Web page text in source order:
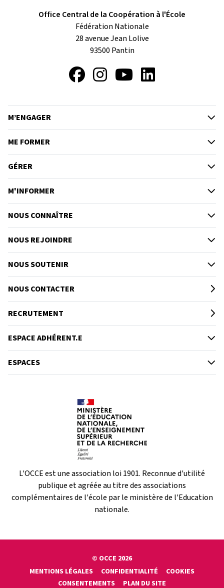
Office Central de la Coopération à l'École
Fédération Nationale
28 avenue Jean Lolive
93500 Pantin
FacebookInstagramYouTube
M’ENGAGER
ME FORMER
GÉRER
M'INFORMER
NOUS CONNAÎTRE
NOUS REJOINDRE
NOUS SOUTENIR
NOUS CONTACTER
RECRUTEMENT
ESPACE ADHÉRENT.E
ESPACES
L'OCCE est une association loi 1901. Reconnue d'utilité
publique et agréée au titre des associations
complémentaires de l'école par le ministère de l'Education
nationale.
© OCCE 2026
MENTIONS LÉGALES
CONFIDENTIALITÉ
COOKIES
CONSENTEMENTS
PLAN DU SITE